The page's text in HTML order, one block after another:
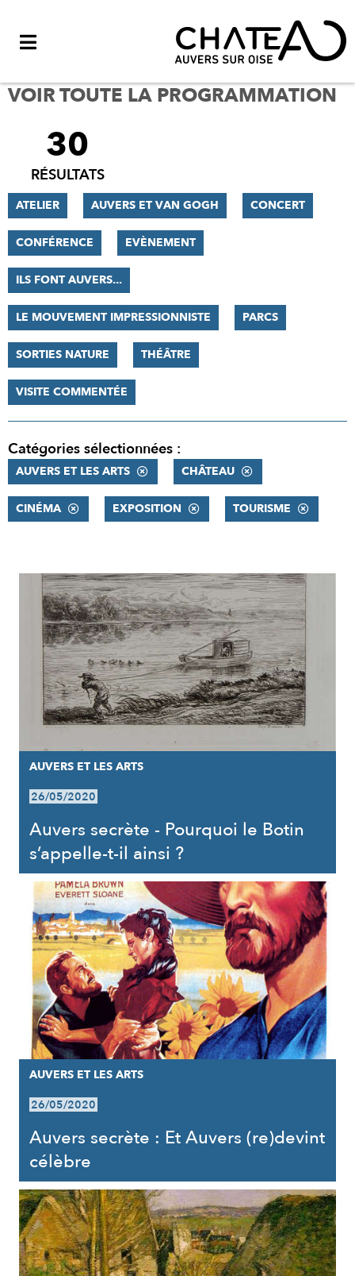
VOIR TOUTE LA PROGRAMMATION
FILTRER
RÉSULTATS
30
RÉSULTATS
ATELIER AUVERS ET VAN GOGH CONCERT
CONFÉRENCE EVÈNEMENT
ILS FONT AUVERS...
LE MOUVEMENT IMPRESSIONNISTE PARCS
SORTIES NATURE THÉÂTRE
VISITE COMMENTÉE
Catégories sélectionnées :
AUVERS ET LES ARTS CHÂTEAU
CINÉMA EXPOSITION TOURISME
RÉSULTATS
AUVERS ET LES ARTS
26/05/2020
Auvers secrète - Pourquoi le Botin
s’appelle-t-il ainsi ?
AUVERS ET LES ARTS
26/05/2020
Auvers secrète : Et Auvers (re)devint
célèbre